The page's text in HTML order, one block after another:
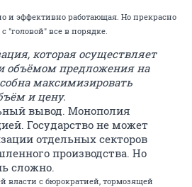
и эффективно работающая. Но прекрасно
"головой" все в порядке.
которая осуществляет
объёмом предложения на
максимизировать
и цену.
вывод. Монополия
Государство не может
отдельных секторов
производства. Но
сложно.
власти с бюрократией, тормозящей